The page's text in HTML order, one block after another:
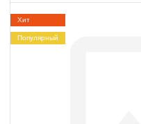
Хит
Популярный